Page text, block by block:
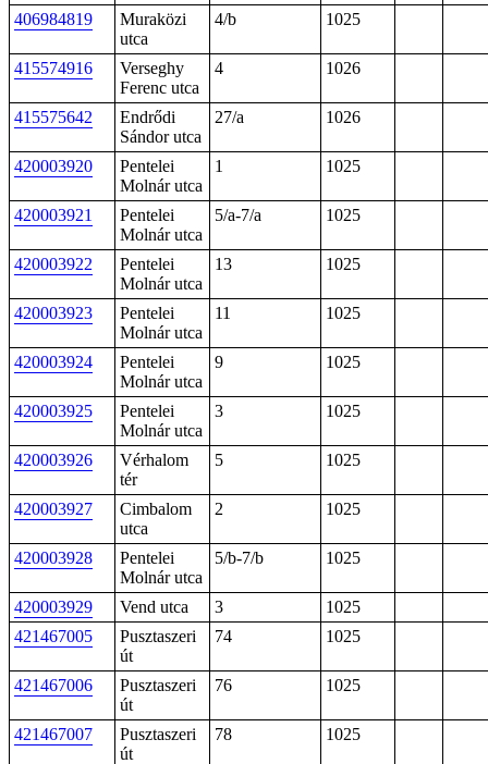
406984819
Muraközi
utca
4/b 1025
415574916
Verseghy
Ferenc utca
4 1026
415575642
Endrődi
Sándor utca
27/a 1026
420003920
Pentelei
Molnár utca
1 1025
420003921
Pentelei
Molnár utca
5/a-7/a 1025
420003922
Pentelei
Molnár utca
13 1025
420003923
Pentelei
Molnár utca
11 1025
420003924
Pentelei
Molnár utca
9 1025
420003925
Pentelei
Molnár utca
3 1025
420003926
Vérhalom
tér
5 1025
420003927
Cimbalom
utca
2 1025
420003928
Pentelei
Molnár utca
5/b-7/b 1025
420003929 Vend utca 3
1025
421467005
Pusztaszeri
út
74 1025
421467006
Pusztaszeri
út
76 1025
421467007
Pusztaszeri
út
78 1025